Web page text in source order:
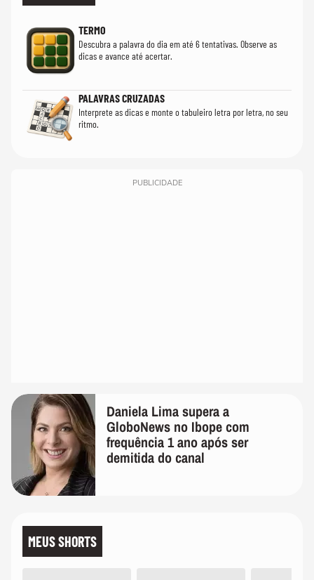
TERMO
Descubra a palavra do dia em até 6 tentativas. Observe as
dicas e avance até acertar.
PALAVRAS CRUZADAS
Interprete as dicas e monte o tabuleiro letra por letra, no seu
ritmo.
PUBLICIDADE
Daniela Lima supera a
GloboNews no Ibope com
frequência 1 ano após ser
demitida do canal
MEUS SHORTS